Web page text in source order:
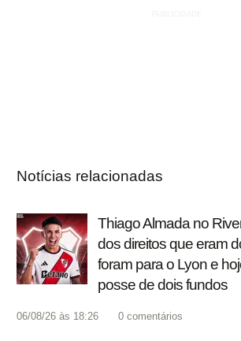
Notícias relacionadas
Thiago Almada no
dos direitos que eram
foram para o Lyon e
posse de dois fundos
06/08/26 às 18:26 0 comentários